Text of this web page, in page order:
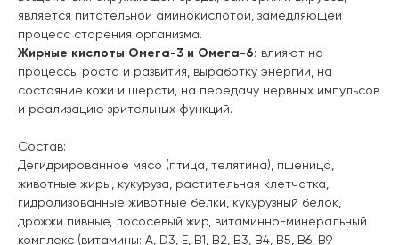
является питательной аминокислотой, замедляющей
процесс старения организма.
Жирные кислоты Омега-3 и Омега-6: влияют на
процессы роста и развития, выработку энергии, на
состояние кожи и шерсти, на передачу нервных импульсов
и реализацию зрительных функций.
Состав:
Дегидрированное мясо (птица, телятина), пшеница,
животные жиры, кукуруза, растительная клетчатка,
гидролизованные животные белки, кукурузный белок,
дрожжи пивные, лососевый жир, витаминно-минеральный
комплекс (витамины: А, D3, Е, В1, В2, В3, В4, В5, В6, В9